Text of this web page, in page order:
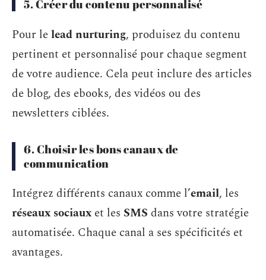
5. Créer du contenu personnalisé
Pour lelead nurturing, produisez du contenu
pertinent et personnalisé pour chaque segment
de votre audience. Cela peut inclure des articles
de blog, des ebooks, des vidéos ou des
newsletters ciblées.
6. Choisir les bons canaux de
communication
Intégrez différents canaux comme l’email, les
réseaux sociaux et les SMS dans votre stratégie
automatisée. Chaque canal a ses spécificités et
avantages.